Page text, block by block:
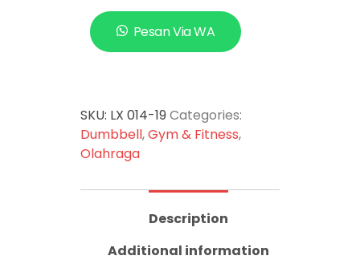
Pesan Via WA
SKU: LX 014-19 Categories:
Dumbbell,Gym & Fitness,
Olahraga
Description
Additional information